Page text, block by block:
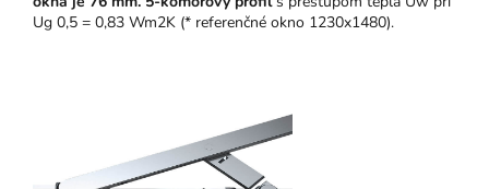
Ug 0,5 = 0,83 Wm2K (* referenčné okno 1230x1480).